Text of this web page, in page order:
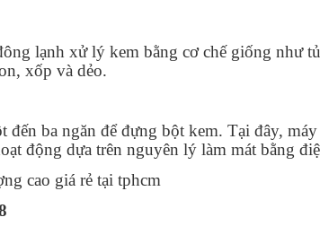
lạnh xử lý kem bằng cơ chế giống như
xốp và dẻo.
ba ngăn để đựng bột kem. Tại đây,
động dựa trên nguyên lý làm mát bằng
cao giá rẻ tại tphcm